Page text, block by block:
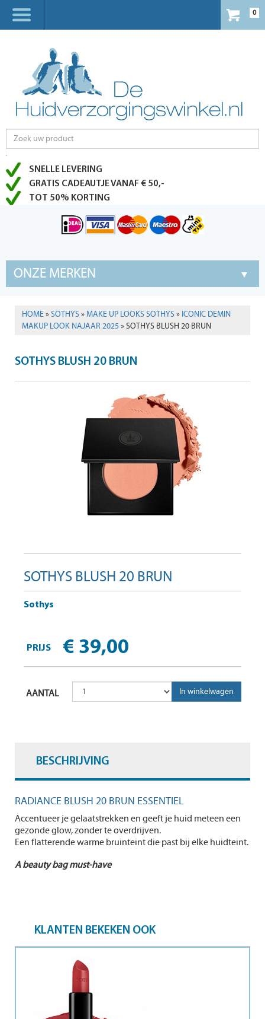
0
SNELLE LEVERING
GRATIS CADEAUTJE VANAF € 50,-
TOT 50% KORTING
ONZE MERKEN
HOME»SOTHYS»MAKE UP LOOKS SOTHYS» ICONIC DEMIN
MAKUP LOOK NAJAAR 2025» SOTHYS BLUSH 20 BRUN
SOTHYS BLUSH 20 BRUN
SOTHYS BLUSH 20 BRUN
Sothys
PRIJS € 39,00
AANTAL
BESCHRIJVING
RADIANCE BLUSH 20 BRUN ESSENTIEL
Accentueer je gelaatstrekken en geeft je huid meteen een
gezonde glow, zonder te overdrijven.
Een flatterende warme bruinteint die past bij elke huidteint.
A beauty bag must-have
KLANTEN BEKEKEN OOK